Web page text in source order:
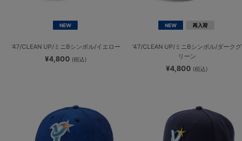
NEW
’47/CLEAN UP/ミニBシンボル/イエロー
¥4,800 (税込)
NEW 再入荷
’47/CLEAN UP/ミニBシンボル/ダークグ
リーン
¥4,800 (税込)